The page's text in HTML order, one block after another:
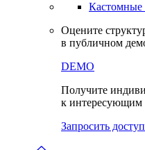
Кастомные
Оцените
в публичном
DEMO
Получите
к
Запросить доступ